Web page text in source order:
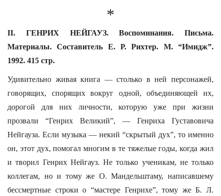
*
II. ГЕНРИХ НЕЙГАУЗ. Воспоминания. Письма.
Материалы. Составитель Е. Р. Рихтер. М. “Имидж”.
1992. 415 стр.
Удивительно живая книга — столько в ней персонажей,
говорящих, спорящих вокруг одной, объединяющей их,
дорогой для них личности, которую уже при жизни
прозвали “Генрих Великий”, — Генриха Густавовича
Нейгауза. Если музыка — некий “скрытый дух”, то именно
он, этот дух, помогал многим в те тяжелые годы, когда жил
и творил Генрих Нейгауз. Не только ученикам, не только
коллегам, но и тому же О. Мандельштаму, написавшему
бессмертные строки о “мастере Генрихе”, тому же Б. Л.